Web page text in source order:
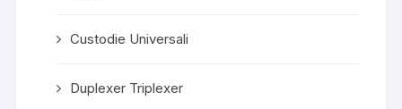
Custodie Universali
Duplexer Triplexer